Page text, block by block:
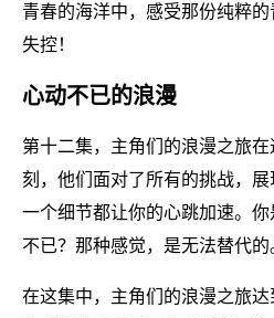
青春的海洋中，感受那份纯粹
失控！
心动不已的浪漫
第十二集，主角们的浪漫之旅
刻，他们面对了所有的挑战，
一个细节都让你的心跳加速。
不已？那种感觉，是无法替代的
在这集中，主角们的浪漫之旅